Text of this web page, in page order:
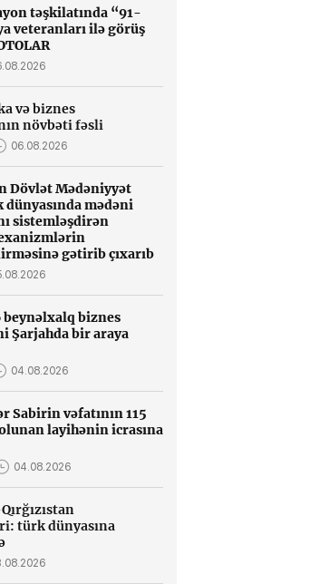
təşkilatında “91-
veteranları ilə görüş
və biznes
növbəti fəsli
06.08.2026
Dövlət Mədəniyyət
dünyasında mədəni
sistemləşdirən
gətirib çıxarıb
beynəlxalq biznes
Şarjahda bir araya
04.08.2026
Sabirin vəfatının 115
layihənin icrasına
04.08.2026
türk dünyasına